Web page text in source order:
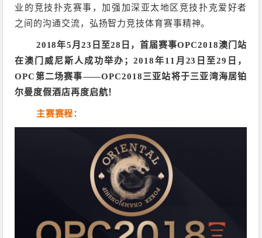
业的竞技扑克赛事，加强加深亚太地区竞技扑克爱好者
之间的沟通交流，弘扬智力竞技体育赛事精神。
2018年5月23日至28日，首届赛事OPC2018澳门站
在澳门威尼斯人成功举办；2018年11月23日至29日，
OPC第二场赛事——OPC2018三亚站将于三亚湾海居铂
尔曼度假酒店再度启航！
主赛赛程：